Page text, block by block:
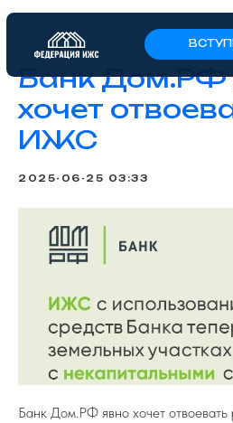
ВСТУПИТЬ
Банк Дом.РФ
хочет
ИЖС
2025-06-25 03:33
Банк Дом.РФ явно хочет